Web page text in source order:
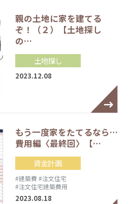
親の土地に家を建てる
ぞ！（２）【土地探し
の…
土地探し
2023.12.08
もう一度家をたてるなら…
費用編〈最終回〉【…
資金計画
#建築費 #注文住宅
#注文住宅建築費用
2023.08.18